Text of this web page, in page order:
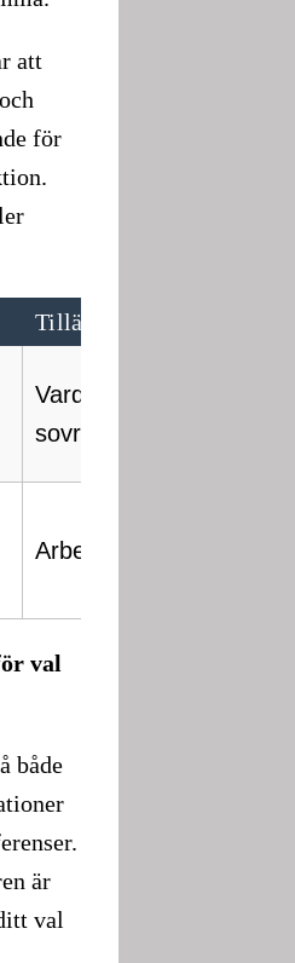
att
för
Tillämpning
Vardagsrum,
sovrum
Arbetsplatser, kök
val
både
är
val